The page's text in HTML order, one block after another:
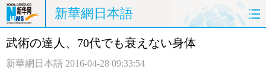
新華網日本語
ホームページ 政治
武術の達人、70代でも衰えない身体
新華網日本語 2016-04-28 09:33:54